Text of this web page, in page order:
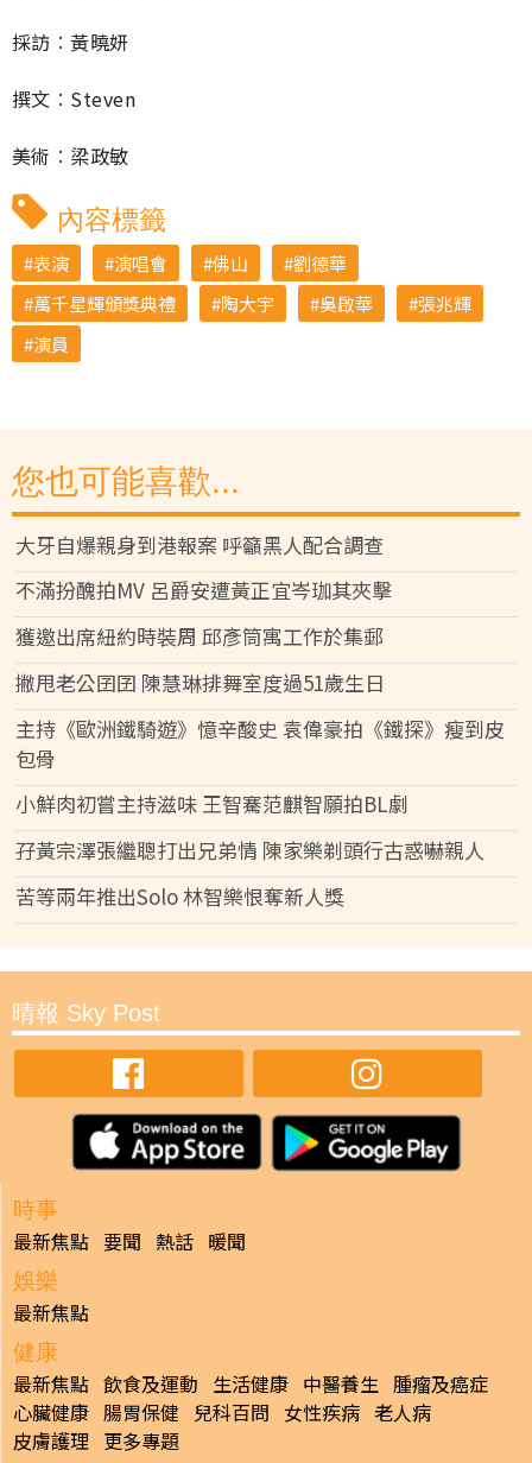
採訪︰黃曉妍
撰文︰Steven
美術︰梁政敏
內容標籤
表演 演唱會 佛山
劉德華
萬千星輝頒獎典禮
陶大宇 吳啟華
張兆輝
演員
您也可能喜歡...
大牙自爆親身到港報案 呼籲黑人配合調查
不滿扮醜拍MV 呂爵安遭黃正宜岑珈其夾擊
獲邀出席紐約時裝周 邱彥筒寓工作於集郵
撇甩老公囝囝 陳慧琳排舞室度過51歲生日
主持《歐洲鐵騎遊》憶辛酸史 袁偉豪拍《鐵探》瘦到皮
包骨
小鮮肉初嘗主持滋味 王智騫范麒智願拍BL劇
孖黃宗澤張繼聰打出兄弟情 陳家樂剃頭行古惑嚇親人
苦等兩年推出Solo 林智樂恨奪新人獎
晴報 Sky Post
時事
最新焦點 要聞 熱話 暖聞
娛樂
最新焦點
健康
最新焦點 飲食及運動 生活健康 中醫養生 腫瘤及癌症
心臟健康 腸胃保健 兒科百問 女性疾病 老人病
皮膚護理 更多專題